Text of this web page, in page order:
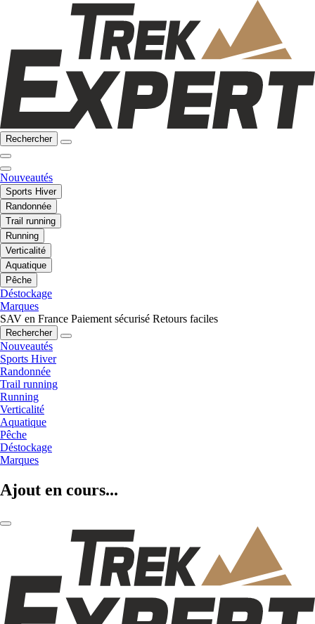
Rechercher
Nouveautés
Sports Hiver
Randonnée
Trail running
Running
Verticalité
Aquatique
Pêche
Déstockage
Marques
SAV en France Paiement sécurisé Retours faciles
Rechercher
Nouveautés
Sports Hiver
Randonnée
Trail running
Running
Verticalité
Aquatique
Pêche
Déstockage
Marques
Ajout en cours...